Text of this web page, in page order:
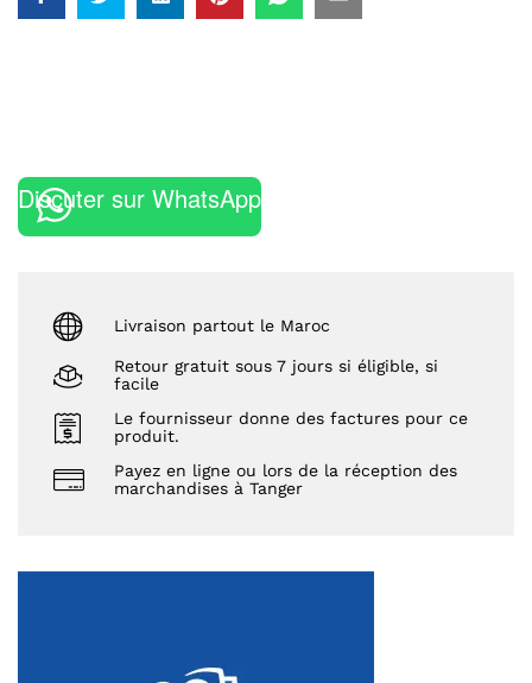
Discuter sur WhatsApp
Livraison partout le Maroc
Retour gratuit sous 7 jours si éligible, si
facile
Le fournisseur donne des factures pour ce
produit.
Payez en ligne ou lors de la réception des
marchandises à Tanger